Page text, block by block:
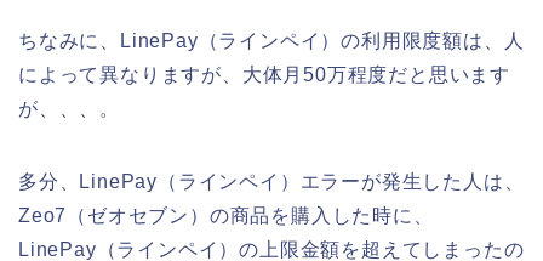
ちなみに、LinePay（ラインペイ）の利用限度額は、人
によって異なりますが、大体月50万程度だと思います
が、、、。
多分、LinePay（ラインペイ）エラーが発生した人は、
Zeo7（ゼオセブン）の商品を購入した時に、
LinePay（ラインペイ）の上限金額を超えてしまったの